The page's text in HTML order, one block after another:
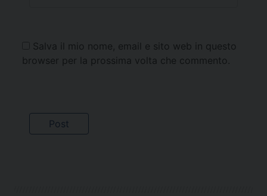
Salva il mio nome, email e sito web in questo
browser per la prossima volta che commento.